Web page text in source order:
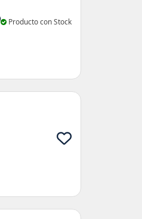
Producto con Stock